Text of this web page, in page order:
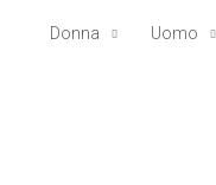
Donna Uomo